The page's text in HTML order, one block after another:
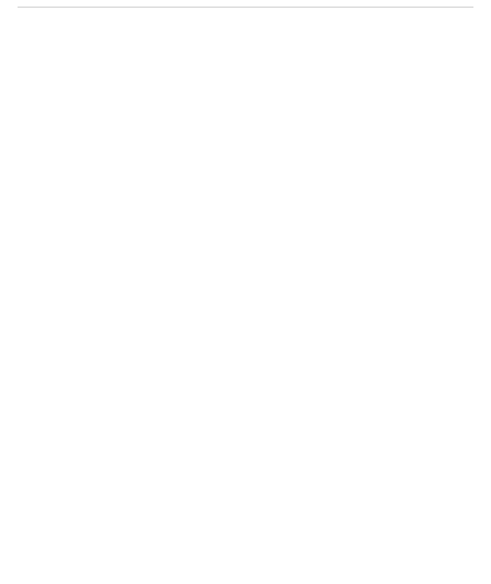
dermatologica arricchita con prebiotici favorisce l'equilibrio